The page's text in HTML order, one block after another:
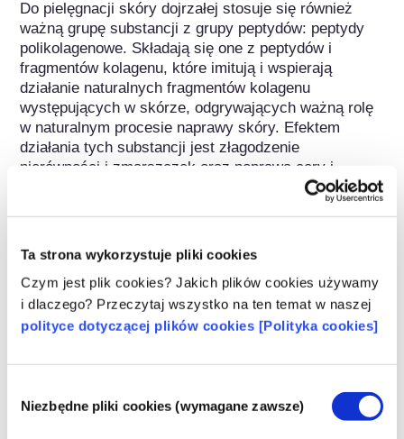
Ta strona wykorzystuje pliki cookies
Czym jest plik cookies? Jakich plików cookies używamy
i dlaczego? Przeczytaj wszystko na ten temat w naszej
polityce dotyczącej plików cookies [Polityka cookies]
zgody
Niezbędne pliki cookies (wymagane zawsze)
Do pielęgnacji skóry dojrzałej stosuje się również
ważną grupę substancji z grupy peptydów: peptydy
polikolagenowe. Składają się one z peptydów i
fragmentów kolagenu, które imitują i wspierają
działanie naturalnych fragmentów kolagenu
występujących w skórze, odgrywających ważną rolę
w naturalnym procesie naprawy skóry. Efektem
działania tych substancji jest złagodzenie
nierówności i zmarszczek oraz poprawa cery i
Składniki kosmetyków podlegają regulacjom
prawnym. Należy pamiętać, że w przypadku
składników kosmetycznych, poza UE mogą
obowiązywać inne przepisy.
Poznaj swoje kosmetyki